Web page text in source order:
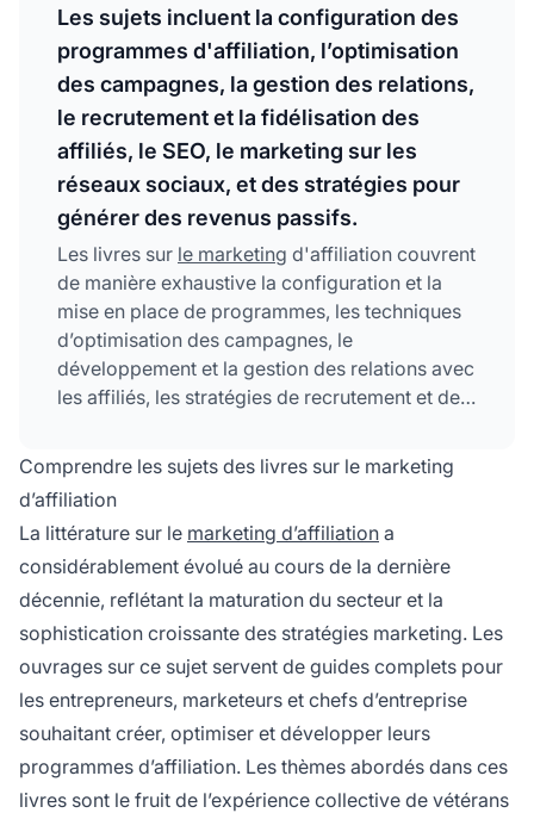
Les sujets incluent la configuration des
programmes d'affiliation, l’optimisation
des campagnes, la gestion des relations,
le recrutement et la fidélisation des
affiliés, le SEO, le marketing sur les
réseaux sociaux, et des stratégies pour
générer des revenus passifs.
Les livres sur le marketing d'affiliation couvrent
de manière exhaustive la configuration et la
mise en place de programmes, les techniques
d’optimisation des campagnes, le
développement et la gestion des relations avec
les affiliés, les stratégies de recrutement et de
tactiques de marketing sur les réseaux sociaux,
ainsi que les méthodes de génération de
revenus passifs. Ces sujets offrent une base
complète pour construire et développer des
programmes d'affiliation performants.
Comprendre les sujets des livres sur le marketing
d’affiliation
La littérature sur le marketing d’affiliation a
considérablement évolué au cours de la dernière
décennie, reflétant la maturation du secteur et la
sophistication croissante des stratégies marketing. Les
ouvrages sur ce sujet servent de guides complets pour
les entrepreneurs, marketeurs et chefs d’entreprise
souhaitant créer, optimiser et développer leurs
programmes d’affiliation. Les thèmes abordés dans ces
livres sont le fruit de l’expérience collective de vétérans